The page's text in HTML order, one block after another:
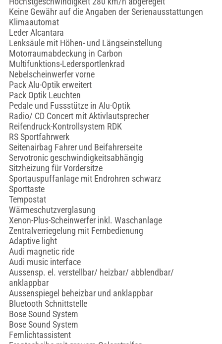
Keine Gewähr auf die Angaben der Serienausstattungen
Klimaautomat
Leder Alcantara
Lenksäule mit Höhen- und Längseinstellung
Motorraumabdeckung in Carbon
Multifunktions-Ledersportlenkrad
Nebelscheinwerfer vorne
Pack Alu-Optik erweitert
Pack Optik Leuchten
Pedale und Fussstütze in Alu-Optik
Radio/ CD Concert mit Aktivlautsprecher
Reifendruck-Kontrollsystem RDK
RS Sportfahrwerk
Seitenairbag Fahrer und Beifahrerseite
Servotronic geschwindigkeitsabhängig
Sitzheizung für Vordersitze
Sportauspuffanlage mit Endrohren schwarz
Sporttaste
Tempostat
Wärmeschutzverglasung
Xenon-Plus-Scheinwerfer inkl. Waschanlage
Zentralverriegelung mit Fernbedienung
Adaptive light
Audi magnetic ride
Audi music interface
Aussensp. el. verstellbar/ heizbar/ abblendbar/
anklappbar
Aussenspiegel beheizbar und anklappbar
Bluetooth Schnittstelle
Bose Sound System
Bose Sound System
Fernlichtassistent